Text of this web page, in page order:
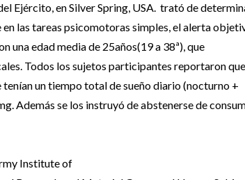
Ejército, en Silver Spring, USA. trató de
las tareas psicomotoras simples, el alerta
una edad media de 25años(19 a 38ª), que
Todos los sujetos participantes reportaron que
un tiempo total de sueño diario (nocturno +
Además se los instruyó de abstenerse de
Institute of